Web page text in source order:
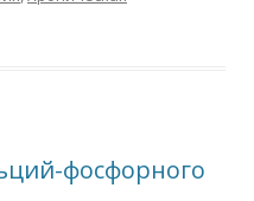
фосфорного